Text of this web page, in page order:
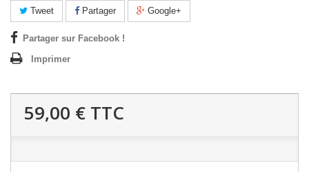
Tweet
Partager Google+
Partager sur Facebook !
Imprimer
59,00 € TTC